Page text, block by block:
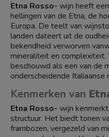
Etna Rosso- wijn heeft
hellingen van de Etna, de
Europa. De teelt van
landen dateert uit de
bekendheid verworven
mineraliteit en
beschouwd als een van de
onderscheidende Italiaanse
Kenmerken van
Etna Rosso- wijn
structuur. Het biedt tonen
frambozen, vergezeld van